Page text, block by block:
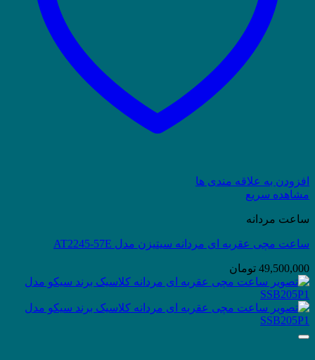
افزودن به علاقه مندی ها
مشاهده سریع
ساعت مردانه
ساعت مچی عقربه ای مردانه سیتیزن مدل AT2245-57E
49,500,000 تومان